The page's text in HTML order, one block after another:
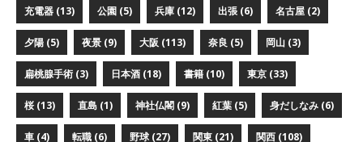
充電器 (13) 公園 (5) 兵庫 (12) 出張 (6) 名古屋 (2)
夕陽 (5) 夜景 (9) 大阪 (113) 奈良 (5) 岡山 (3)
扁桃腺手術 (3) 日本酒 (18) 書籍 (10) 東京 (33)
桜 (13) 直島 (1) 神社仏閣 (9) 紅葉 (5) 身だしなみ (6)
車 (4) 転職 (6) 野球 (27) 関東 (21) 関西 (108)